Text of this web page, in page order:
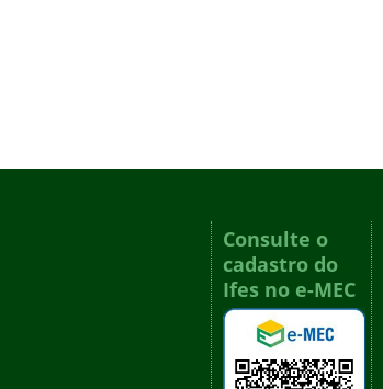
Consulte o
cadastro do
Ifes no e-MEC